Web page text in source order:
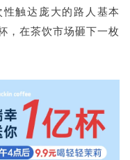
触达庞大的路人基本
，在茶饮市场砸下一枚